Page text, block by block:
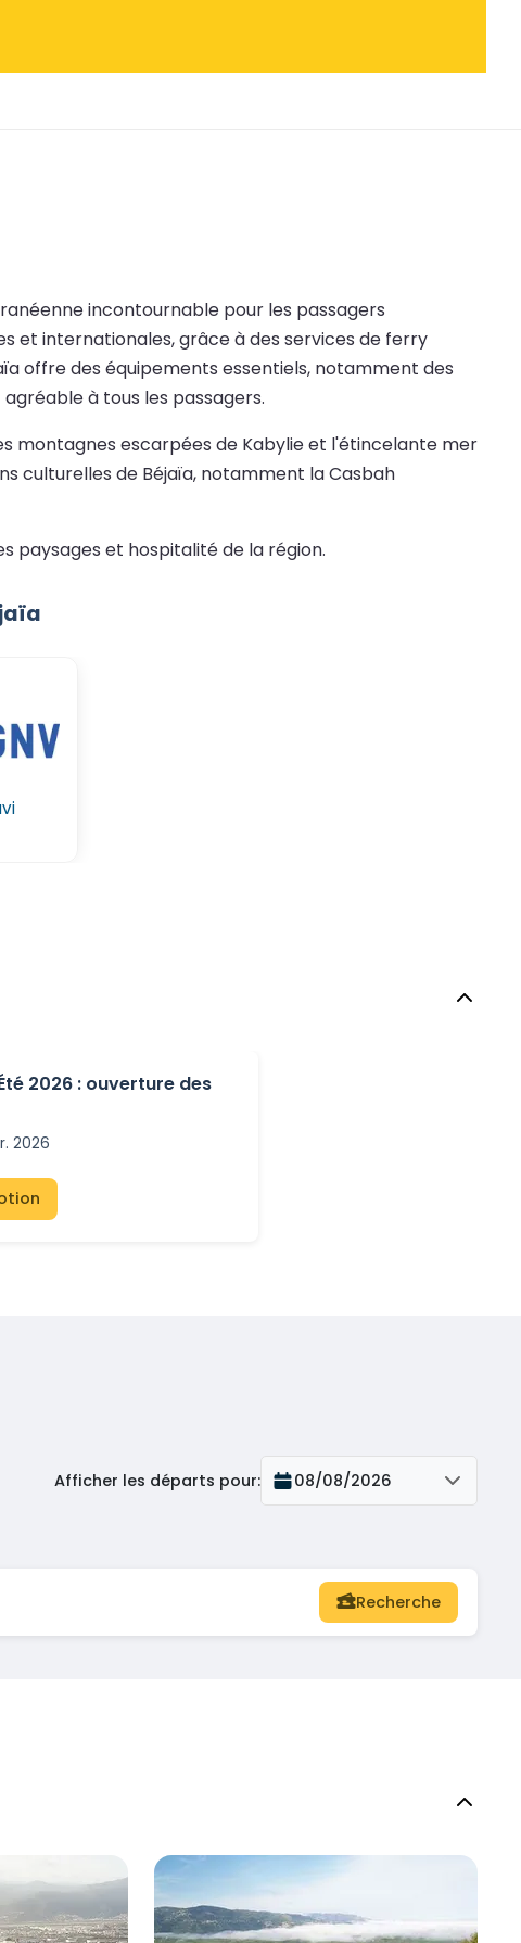
incontournable pour les passagers
et internationales, grâce à des services de ferry
offre des équipements essentiels, notamment des
à tous les passagers.
montagnes escarpées de Kabylie et l'étincelante mer
culturelles de Béjaïa, notamment la Casbah
paysages et hospitalité de la région.
2026 : ouverture des
2026
Afficher les départs pour: 08/08/2026
Recherche